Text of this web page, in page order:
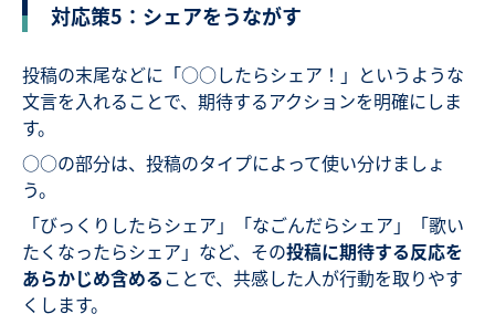
対応策5：シェアをうながす
投稿の末尾などに「○○したらシェア！」というような
文言を入れることで、期待するアクションを明確にしま
す。
○○の部分は、投稿のタイプによって使い分けましょ
う。
「びっくりしたらシェア」「なごんだらシェア」「歌い
たくなったらシェア」など、その投稿に期待する反応を
あらかじめ含めることで、共感した人が行動を取りやす
くします。